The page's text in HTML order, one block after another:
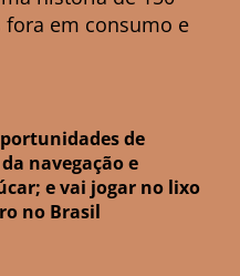
em consumo e
de
navegação e
e vai jogar no lixo
no Brasil